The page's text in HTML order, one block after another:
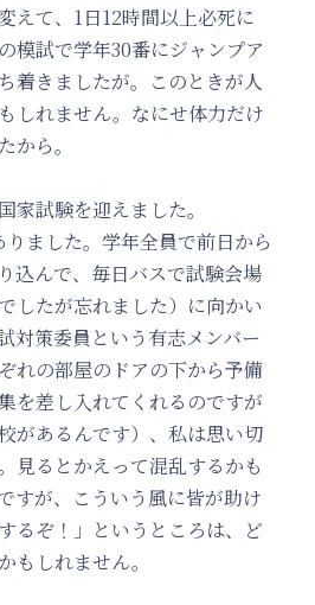
えて、1日12時間以上必死に
模試で学年30番にジャンプア
着きましたが。このときが人
しれません。なにせ体力だけ
から。
家試験を迎えました。
ました。学年全員で前日から
込んで、毎日バスで試験会場
したが忘れました）に向かい
対策委員という有志メンバー
れの部屋のドアの下から予備
を差し入れてくれるのですが
があるんです）、私は思い切
見るとかえって混乱するかも
すが、こういう風に皆が助け
るぞ！」というところは、ど
もしれません。